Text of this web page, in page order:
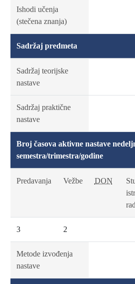
Ishodi učenja
(stečena znanja)
Sadržaj predmeta
Sadržaj teorijske
nastave
Sadržaj praktične
nastave
Broj časova aktivne nastave
semestra/trimestra/godine
Predavanja Vežbe DON
rad
3 2
Metode izvođenja
nastave